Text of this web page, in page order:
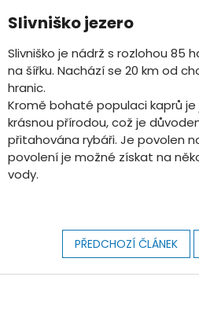
Slivniško jezero
Slivniško je nádrž s rozlohou 85
na šířku. Nachází se 20 km od
hranic.
Kromě bohaté populaci kaprů
krásnou přírodou, což je
přitahována rybáři. Je povolen
povolení je možné získat na
vody.
PŘEDCHOZÍ ČLÁNEK
Z